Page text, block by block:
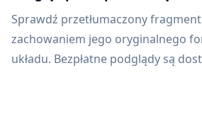
Sprawdź przetłumaczony
zachowaniem jego oryginalnego
układu. Bezpłatne podglądy są